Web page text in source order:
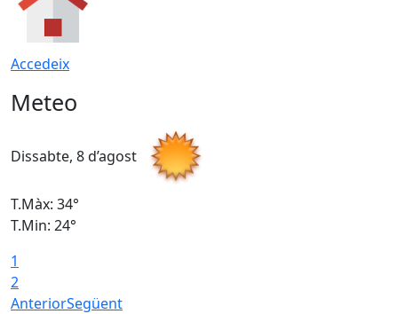
Accedeix
Meteo
Dissabte, 8 d’agost
T.Màx: 34°
T.Min: 24°
1
2
AnteriorSegüent